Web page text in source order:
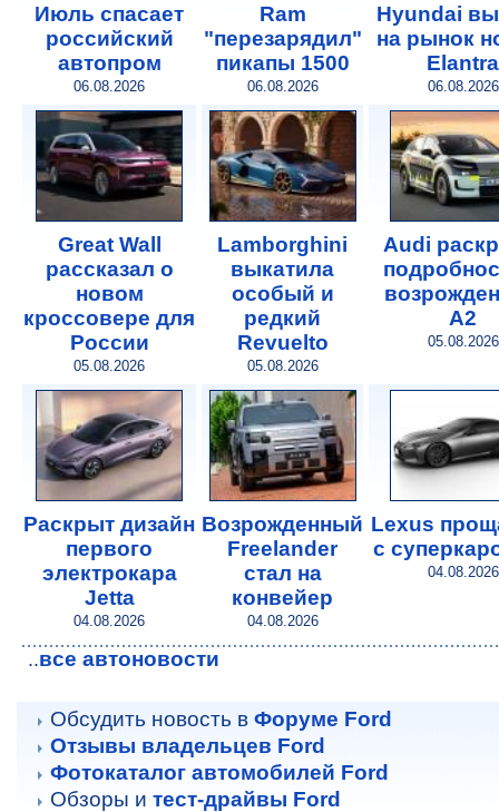
Июль спасает
российский
автопром
06.08.2026
Ram
"перезарядил"
пикапы 1500
06.08.2026
Hyundai
на рынок
Elantra
06.08.2026
Great Wall
рассказал о
новом
кроссовере для
России
05.08.2026
Lamborghini
выкатила
особый и
редкий
Revuelto
05.08.2026
Audi
A2
05.08.2026
Раскрыт дизайн
первого
электрокара
Jetta
04.08.2026
Возрожденный
Freelander
стал на
конвейер
04.08.2026
Lexus
с
04.08.2026
..все автоновости
Обсудить новость в Форуме Ford
Отзывы владельцев Ford
Фотокаталог автомобилей Ford
Обзоры и тест-драйвы Ford